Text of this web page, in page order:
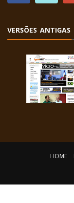
VERSÕES ANTIGAS
HOME